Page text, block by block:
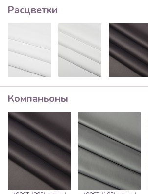
Расцветки
Компаньоны